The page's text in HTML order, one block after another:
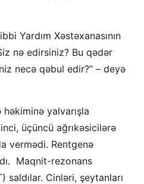
Yardım Xəstəxanasının
nə edirsiniz? Bu qədər
necə qəbul edir?” – deyə
yalvarışla
üçüncü ağrıkəsicilərə
vermədi. Rentgenə
Maqnit-rezonans
Cinləri, şeytanları